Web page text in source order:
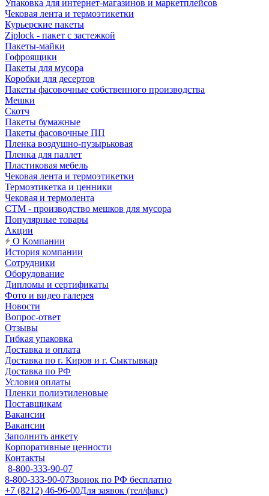
Упаковка для интернет-магазинов и маркетплейсов
Чековая лента и термоэтикетки
Курьерские пакеты
Ziplock - пакет с застежкой
Пакеты-майки
Гофроящики
Пакеты для мусора
Коробки для десертов
Пакеты фасовочные собственного производства
Мешки
Скотч
Пакеты бумажные
Пакеты фасовочные ПП
Пленка воздушно-пузырьковая
Пленка для паллет
Пластиковая мебель
Чековая лента и термоэтикетки
Термоэтикетка и ценники
Чековая и термолента
СТМ - производство мешков для мусора
Популярные товары
Акции
О Компании
История компании
Сотрудники
Оборудование
Дипломы и сертификаты
Фото и видео галерея
Новости
Вопрос-ответ
Отзывы
Гибкая упаковка
Доставка и оплата
Доставка по г. Киров и г. Сыктывкар
Доставка по РФ
Условия оплаты
Пленки полиэтиленовые
Поставщикам
Вакансии
Вакансии
Заполнить анкету
Корпоративные ценности
Контакты
8-800-333-90-07
8-800-333-90-07Звонок по РФ бесплатно
+7 (8212) 46-96-00Для заявок (тел/факс)